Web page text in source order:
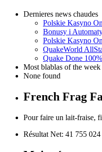
Dernieres news chaudes
Polskie Kasyno
Bonusy i
Polskie Kasyno
QuakeWorld
Quake Done
Most blablas of the week
None found
French Frag
Pour faire un lait-fraise,
Résultat Net: 41 755